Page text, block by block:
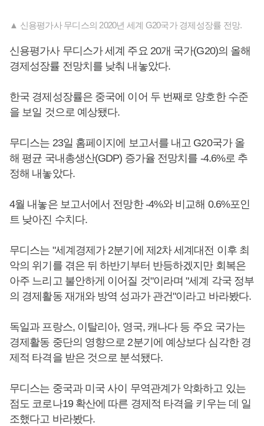
▲ 신용평가사 무디스의 2020년 세계 G20국가 경제성장률 전망.
신용평가사 무디스가 세계 주요 20개 국가(G20)의 올해
경제성장률 전망치를 낮춰 내놓았다.
한국 경제성장률은 중국에 이어 두 번째로 양호한 수준
을 보일 것으로 예상됐다.
무디스는 23일 홈페이지에 보고서를 내고 G20국가 올
해 평균 국내총생산(GDP) 증가율 전망치를 -4.6%로 추
정해 내놓았다.
4월 내놓은 보고서에서 전망한 -4%와 비교해 0.6%포인
트 낮아진 수치다.
무디스는 "세계경제가 2분기에 제2차 세계대전 이후 최
악의 위기를 겪은 뒤 하반기부터 반등하겠지만 회복은
아주 느리고 불안하게 이어질 것"이라며 "세계 각국 정부
의 경제활동 재개와 방역 성과가 관건"이라고 바라봤다.
독일과 프랑스, 이탈리아, 영국, 캐나다 등 주요 국가는
경제활동 중단의 영향으로 2분기에 예상보다 심각한 경
제적 타격을 받은 것으로 분석됐다.
무디스는 중국과 미국 사이 무역관계가 악화하고 있는
점도 코로나19 확산에 따른 경제적 타격을 키우는 데 일
조했다고 바라봤다.